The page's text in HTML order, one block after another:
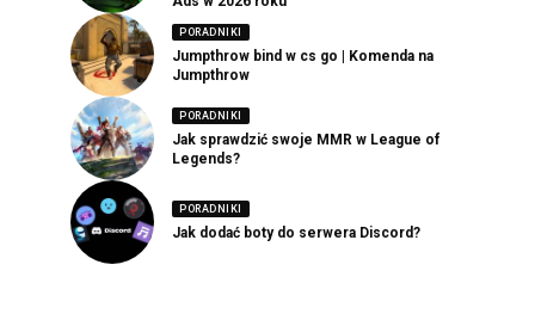
PORADNIKI
Jumpthrow bind w cs go | Komenda na
Jumpthrow
PORADNIKI
Jak sprawdzić swoje MMR w League of
Legends?
PORADNIKI
Jak dodać boty do serwera Discord?